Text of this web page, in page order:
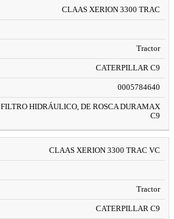
CLAAS XERION 3300 TRAC
Tractor
CATERPILLAR C9
0005784640
FILTRO HIDRÁULICO, DE ROSCA DURAMAX
C9
CLAAS XERION 3300 TRAC VC
Tractor
CATERPILLAR C9